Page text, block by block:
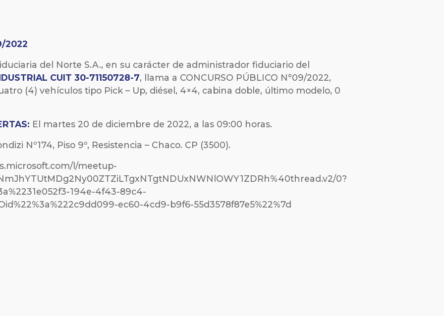
2022
del Norte S.A., en su carácter de administrador fiduciario del
CUIT 30-71150728-7, llama a CONCURSO PÚBLICO N°09/2022,
(4) vehículos tipo Pick – Up, diésel, 4×4, cabina doble, último modelo, 0
El martes 20 de diciembre de 2022, a las 09:00 horas.
Nº174, Piso 9º, Resistencia – Chaco. CP (3500).
l/meetup-
0?
194e-4f43-89c4-
ec60-4cd9-b9f6-55d3578f87e5%22%7d